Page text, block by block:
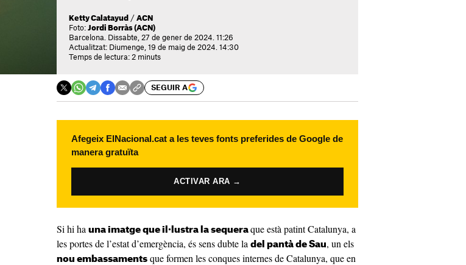
Ketty Calatayud / ACN
Foto: Jordi Borràs (ACN)
Barcelona. Dissabte, 27 de gener de 2024. 11:26
Actualitzat: Diumenge, 19 de maig de 2024. 14:30
Temps de lectura: 2 minuts
SEGUIR A
Afegeix ElNacional.cat a les teves fonts preferides de Google de
manera gratuïta
ACTIVAR ARA →
Si hi ha una imatge que il·lustra la sequera que està patint Catalunya, a
les portes de l’estat d’emergència, és sens dubte la del pantà de Sau, un els
nou embassaments que formen les conques internes de Catalunya, que en